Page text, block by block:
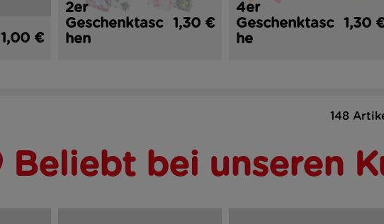
1,00 €
2er
Geschenktasc
hen
1,30 €
4er
Geschenktasc
he
1,30
148
Beliebt bei unseren